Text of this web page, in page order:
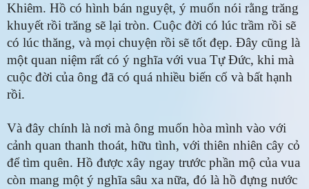
Khiêm. Hồ có hình bán nguyệt, ý muốn nói rằng trăng
khuyết rồi trăng sẽ lại tròn. Cuộc đời có lúc trầm rồi sẽ
có lúc thăng, và mọi chuyện rồi sẽ tốt đẹp. Đây cũng là
một quan niệm rất có ý nghĩa với vua Tự Đức, khi mà
cuộc đời của ông đã có quá nhiều biến cố và bất hạnh
rồi.
Và đây chính là nơi mà ông muốn hòa mình vào với
cảnh quan thanh thoát, hữu tình, với thiên nhiên cây cỏ
để tìm quên. Hồ được xây ngay trước phần mộ của vua
còn mang một ý nghĩa sâu xa nữa, đó là hồ đựng nước